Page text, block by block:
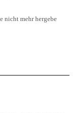
nicht mehr hergebe